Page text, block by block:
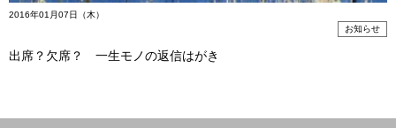
2016年01月07日（木）
お知らせ
出席？欠席？ 一生モノの返信はがき